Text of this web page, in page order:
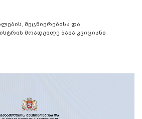
მეცნიერებისა და
მოადგილე ბაია კვიციანი